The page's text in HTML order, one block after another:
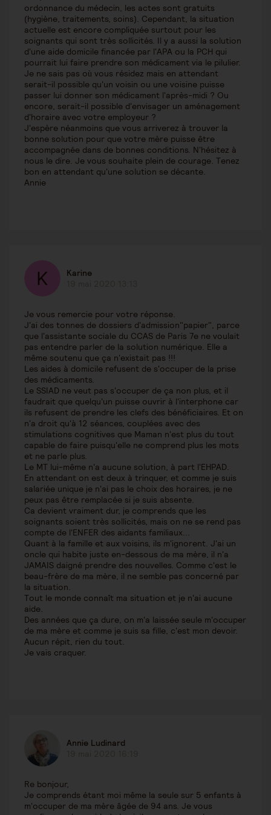
ordonnance du médecin, les actes sont gratuits
(hygiène, traitements, soins). Cependant, la situation
actuelle est encore compliquée surtout pour les
soignants qui sont très sollicités. Il y a aussi la solution
d'une aide domicile financée par l'APA ou la PCH qui
pourrait lui faire prendre son médicament via le pilulier.
Je ne sais pas où vous résidez mais en attendant
serait-il possible qu'un voisin ou une voisine puisse
passer lui donner son médicament l'après-midi ? Ou
encore, serait-il possible d'envisager un aménagement
d'horaire avec votre employeur ?
J'espère néanmoins que vous arriverez à trouver la
bonne solution pour que votre mère puisse être
accompagnée dans de bonnes conditions. N'hésitez à
nous le dire. Je vous souhaite plein de courage. Tenez
bon en attendant qu'une solution se décante.
Annie
Karine
Je vous remercie pour votre réponse.
J'ai des tonnes de dossiers d'admission"papier", parce
que l'assistante sociale du CCAS de Paris 7e ne voulait
pas entendre parler de la solution numérique. Elle a
même soutenu que ça n'existait pas !!!
Les aides à domicile refusent de s'occuper de la prise
des médicaments.
Le SSIAD ne veut pas s'occuper de ça non plus, et il
faudrait que quelqu'un puisse ouvrir à l'interphone car
ils refusent de prendre les clefs des bénéficiaires. Et on
n'a droit qu'à 12 séances, couplées avec des
stimulations cognitives que Maman n'est plus du tout
capable de faire puisqu'elle ne comprend plus les mots
et ne parle plus.
Le MT lui-même n'a aucune solution, à part l'EHPAD.
En attendant on est deux à trinquer, et comme je suis
salariée unique je n'ai pas le choix des horaires, je ne
peux pas être remplacée si je suis absente.
Ca devient vraiment dur, je comprends que les
soignants soient très sollicités, mais on ne se rend pas
compte de l'ENFER des aidants familiaux...
Quant à la famille et aux voisins, ils m'ignorent. J'ai un
oncle qui habite juste en-dessous de ma mère, il n'a
JAMAIS daigné prendre des nouvelles. Comme c'est le
beau-frère de ma mère, il ne semble pas concerné par
la situation.
Tout le monde connaît ma situation et je n'ai aucune
aide.
Des années que ça dure, on m'a laissée seule m'occuper
de ma mère et comme je suis sa fille, c'est mon devoir.
Aucun répit, rien du tout.
Je vais craquer.
Annie Ludinard
Re bonjour,
Je comprends étant moi même la seule sur 5 enfants à
m'occuper de ma mère âgée de 94 ans. Je vous